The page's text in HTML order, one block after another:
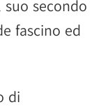
secondo
fascino ed
di